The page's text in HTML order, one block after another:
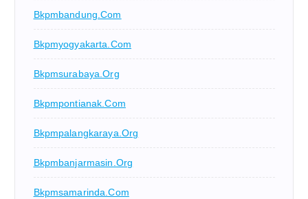
Bkpmbandung.com
Bkpmyogyakarta.com
Bkpmsurabaya.org
Bkpmpontianak.com
Bkpmpalangkaraya.org
Bkpmbanjarmasin.org
Bkpmsamarinda.com